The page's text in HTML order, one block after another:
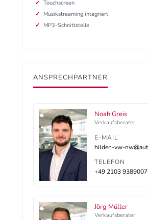
Touchscreen
Musikstreaming integriert
MP3-Schnittstelle
ANSPRECHPARTNER
Noah Greis
Verkaufsberater
E-MAIL
TELEFON
+49 2103 9389007
Jörg Müller
Verkaufsberater